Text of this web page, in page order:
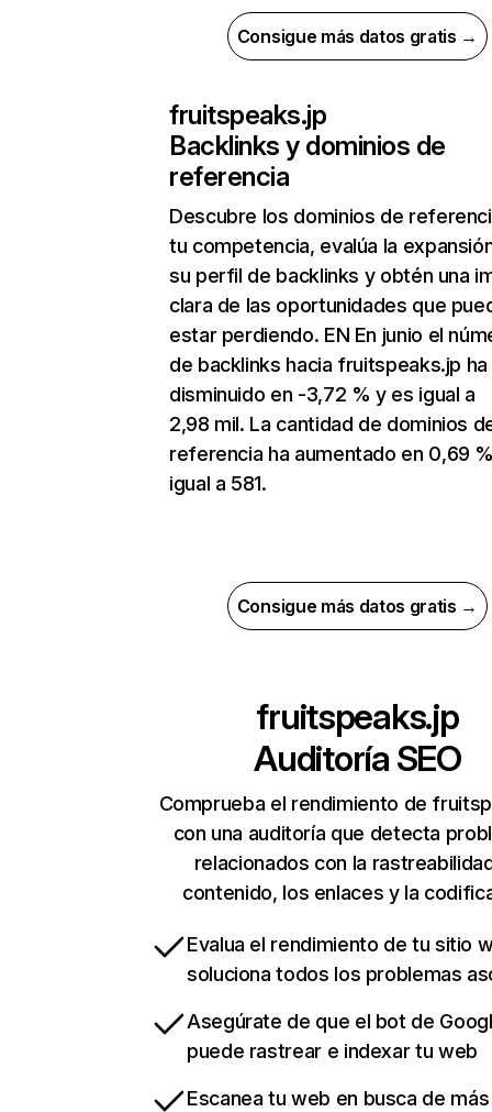
Consigue más datos gratis →
fruitspeaks.jp
Backlinks y dominios de
referencia
Descubre los dominios de
tu competencia, evalúa la
su perfil de backlinks y obtén una
clara de las oportunidades que
estar perdiendo. EN En junio el
de backlinks hacia fruitspeaks.jp ha
disminuido en -3,72 % y es igual a
2,98 mil. La cantidad de dominios
referencia ha aumentado en 0,69
igual a 581.
Consigue más datos gratis →
fruitspeaks.jp
Auditoría SEO
Comprueba el rendimiento de
con una auditoría que detecta
relacionados con la
contenido, los enlaces y la
Evalua el rendimiento de tu sitio
soluciona todos los problemas
Asegúrate de que el bot de
puede rastrear e indexar tu web
Escanea tu web en busca de